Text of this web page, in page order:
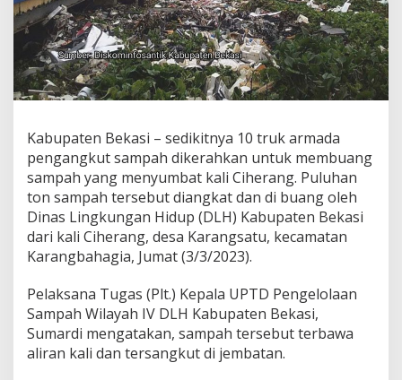
A
n
g
k
u
t
P
u
h
a
n
T
o
S
m
p
a
K
Kabupaten Bekasi – sedikitnya 10 truk armada
pengangkut sampah dikerahkan untuk membuang
sampah yang menyumbat kali Ciherang. Puluhan
ton sampah tersebut diangkat dan di buang oleh
Dinas Lingkungan Hidup (DLH) Kabupaten Bekasi
dari kali Ciherang, desa Karangsatu, kecamatan
Karangbahagia, Jumat (3/3/2023).
Pelaksana Tugas (Plt.) Kepala UPTD Pengelolaan
Sampah Wilayah IV DLH Kabupaten Bekasi,
Sumardi mengatakan, sampah tersebut terbawa
aliran kali dan tersangkut di jembatan.